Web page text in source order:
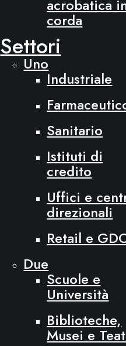
acrobatica
corda
Settori
Uno
Industriale
Sanitario
Istituti di
credito
Uffici e
direzionali
Retail e
Due
Scuole e
Università
Biblioteche,
Musei e